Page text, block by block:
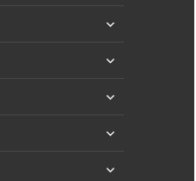
proširi
proširi
proširi
proširi
proširi